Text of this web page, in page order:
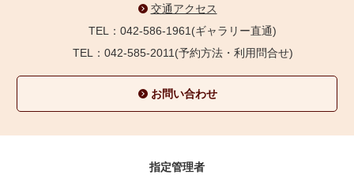
交通アクセス
TEL：042-586-1961(ギャラリー直通)
TEL：042-585-2011(予約方法・利用問合せ)
お問い合わせ
指定管理者